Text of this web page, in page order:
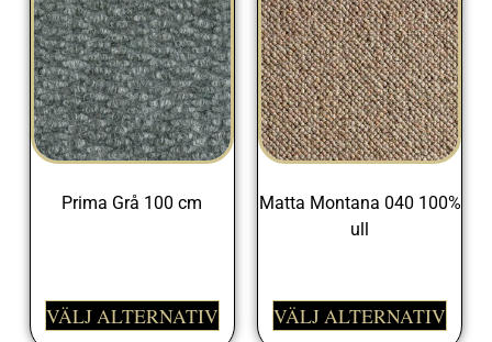
Prima Grå 100 cm
VÄLJ ALTERNATIV
Matta Montana 040 100%
ull
VÄLJ ALTERNATIV